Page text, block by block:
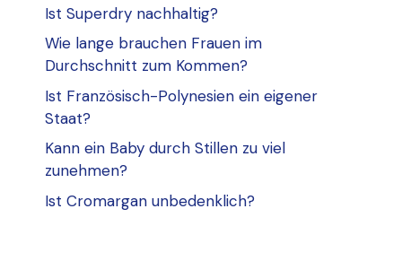
Ist Superdry nachhaltig?
Wie lange brauchen Frauen im
Durchschnitt zum Kommen?
Ist Französisch-Polynesien ein eigener
Staat?
Kann ein Baby durch Stillen zu viel
zunehmen?
Ist Cromargan unbedenklich?